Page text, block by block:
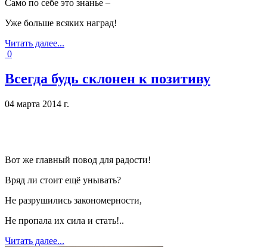
Само по себе это знанье –
Уже больше всяких наград!
Читать далее...
0
Всегда будь склонен к позитиву
04 марта 2014 г.
Вот же главный повод для радости!
Вряд ли стоит ещё унывать?
Не разрушились закономерности,
Не пропала их сила и стать!..
Читать далее...